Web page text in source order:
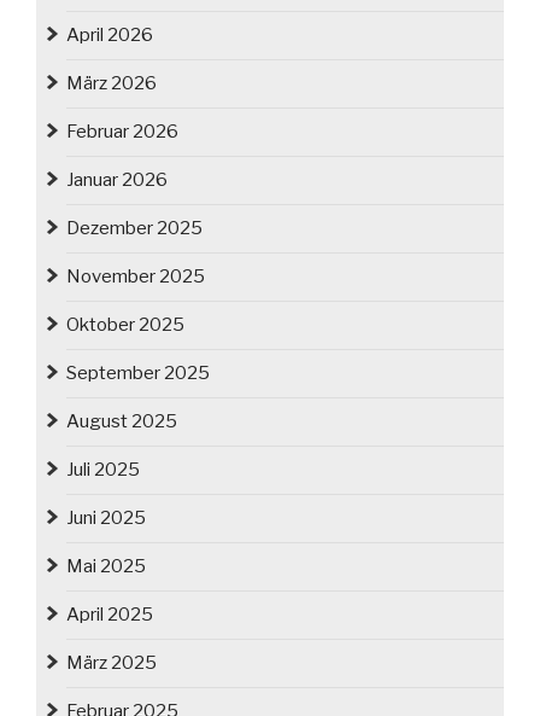
April 2026
März 2026
Februar 2026
Januar 2026
Dezember 2025
November 2025
Oktober 2025
September 2025
August 2025
Juli 2025
Juni 2025
Mai 2025
April 2025
März 2025
Februar 2025